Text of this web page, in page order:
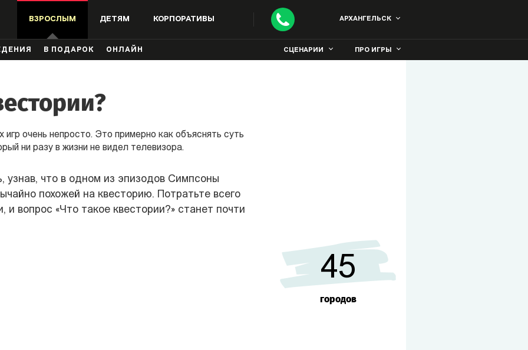
ВЗРОСЛЫМ ДЕТЯМ КОРПОРАТИВЫ АРХАНГЕЛЬСК
В ПОДАРОК ОНЛАЙН СЦЕНАРИИ ПРО ИГРЫ
очень непросто. Это примерно как объяснять суть
ни разу в жизни не видел телевизора.
узнав, что в одном из эпизодов Симпсоны
похожей на квесторию. Потратьте всего
и вопрос «Что такое квестории?» станет почти
45
городов